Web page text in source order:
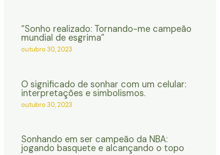
“Sonho realizado: Tornando-me campeão
mundial de esgrima”
outubro 30, 2023
O significado de sonhar com um celular:
interpretações e simbolismos.
outubro 30, 2023
Sonhando em ser campeão da NBA:
jogando basquete e alcançando o topo